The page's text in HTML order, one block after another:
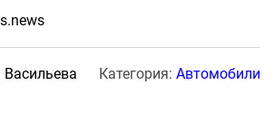
Васильева Категория: Автомобили